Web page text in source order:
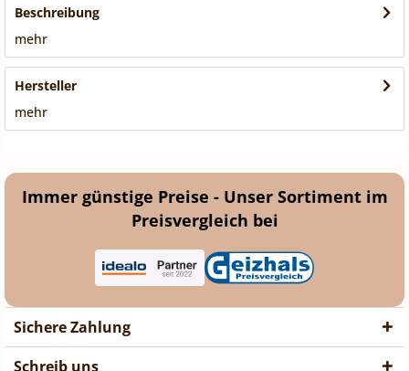
Beschreibung
mehr
Hersteller
mehr
Immer günstige Preise - Unser Sortiment im
Preisvergleich bei
Sichere Zahlung
Schreib uns